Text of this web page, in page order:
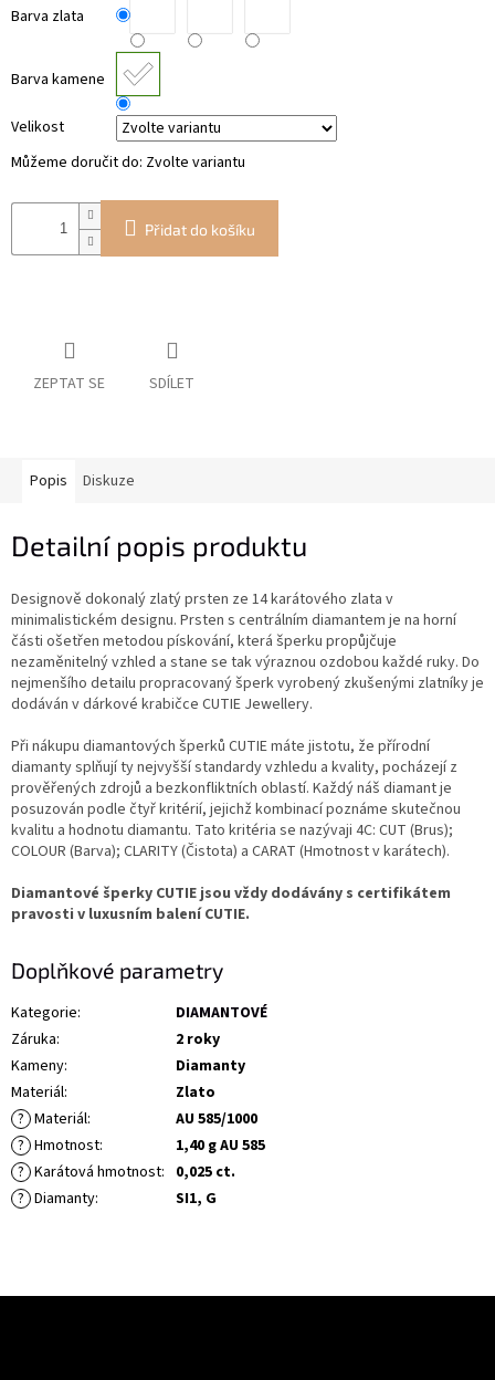
Barva zlata
Barva kamene
Velikost
Můžeme doručit do: Zvolte variantu
Přidat do košíku
ZEPTAT SE SDÍLET
Popis Diskuze
Detailní popis produktu
Designově dokonalý zlatý prsten ze 14 karátového zlata v
minimalistickém designu. Prsten s centrálním diamantem je na horní
části ošetřen metodou pískování, která šperku propůjčuje
nezaměnitelný vzhled a stane se tak výraznou ozdobou každé ruky. Do
nejmenšího detailu propracovaný šperk vyrobený zkušenými zlatníky je
dodáván v dárkové krabičce CUTIE Jewellery.
Při nákupu diamantových šperků CUTIE máte jistotu, že přírodní
diamanty splňují ty nejvyšší standardy vzhledu a kvality, pocházejí z
prověřených zdrojů a bezkonfliktních oblastí. Každý náš diamant je
posuzován podle čtyř kritérií, jejichž kombinací poznáme skutečnou
kvalitu a hodnotu diamantu. Tato kritéria se nazývaji 4C: CUT (Brus);
COLOUR (Barva); CLARITY (Čistota) a CARAT (Hmotnost v karátech).
Diamantové šperky CUTIE jsou vždy dodávány s certifikátem
pravosti v luxusním balení CUTIE.
Doplňkové parametry
Kategorie:
DIAMANTOVÉ
Záruka:
2 roky
Kameny:
Diamanty
Materiál:
Zlato
? Materiál:
AU 585/1000
? Hmotnost:
1,40 g AU 585
? Karátová hmotnost: 0,025 ct.
? Diamanty: SI1, G